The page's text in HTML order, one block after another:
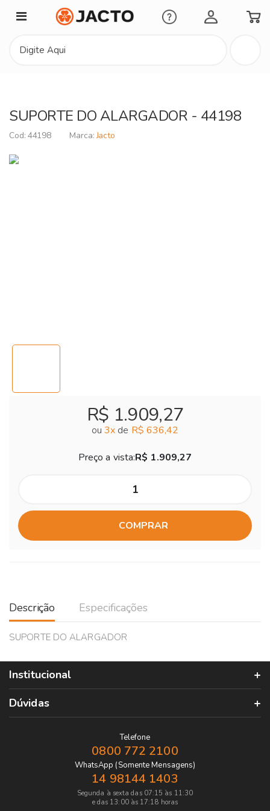
Minha Conta
SUPORTE DO ALARGADOR - 44198
44198 Jacto
R$ 1.909,27
ou 3x de R$ 636,42
Preço a vista:R$ 1.909,27
COMPRAR
Descrição Especificações
SUPORTE DO ALARGADOR
Institucional
Dúvidas
Telefone
0800 772 2100
WhatsApp (Somente Mensagens)
14 98144 1403
Segunda à sexta das 07:15 às 11:30
e das 13:00 às 17:18 horas